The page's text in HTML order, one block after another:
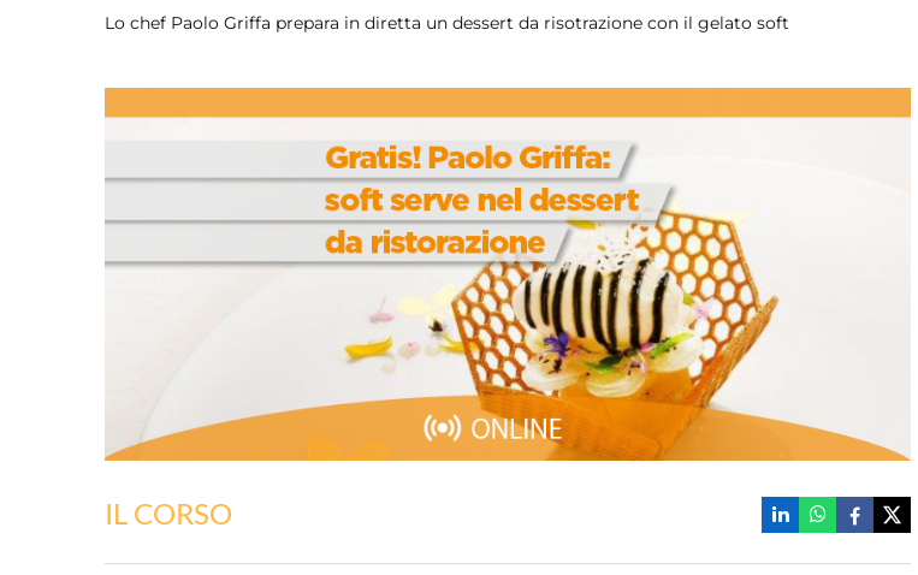
Lo chef Paolo Griffa prepara in diretta un dessert da risotrazione con il gelato soft
IL CORSO